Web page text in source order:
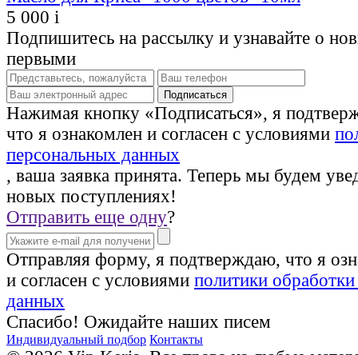
5 000 i
Подпишитесь на рассылку и узнавайте о
первыми
Нажимая кнопку «Подписаться», я
что я ознакомлен и согласен с условиями
персональных данных
, ваша заявка принята. Теперь мы будем
новых поступлениях!
Отправить еще одну?
Отправляя форму, я подтверждаю, что я
и согласен с условиями политики
данных
Спасибо! Ожидайте наших писем
Индивидуальный подбор Контакты